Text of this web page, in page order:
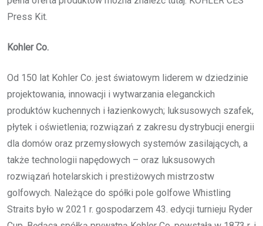
Press Kit.
Kohler Co.
Od 150 lat Kohler Co. jest światowym liderem w dziedzinie
projektowania, innowacji i wytwarzania eleganckich
produktów kuchennych i łazienkowych; luksusowych szafek,
płytek i oświetlenia; rozwiązań z zakresu dystrybucji energii
dla domów oraz przemysłowych systemów zasilających, a
także technologii napędowych – oraz luksusowych
rozwiązań hotelarskich i prestiżowych mistrzostw
golfowych. Należące do spółki pole golfowe Whistling
Straits było w 2021 r. gospodarzem 43. edycji turnieju Ryder